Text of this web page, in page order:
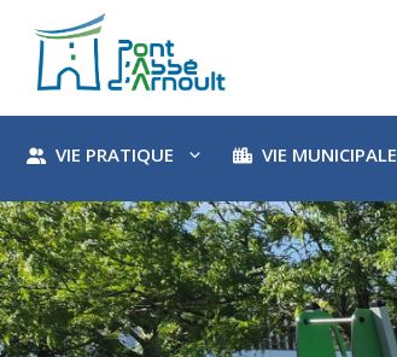
contenu
VIE PRATIQUE VIE MUNICIPALE